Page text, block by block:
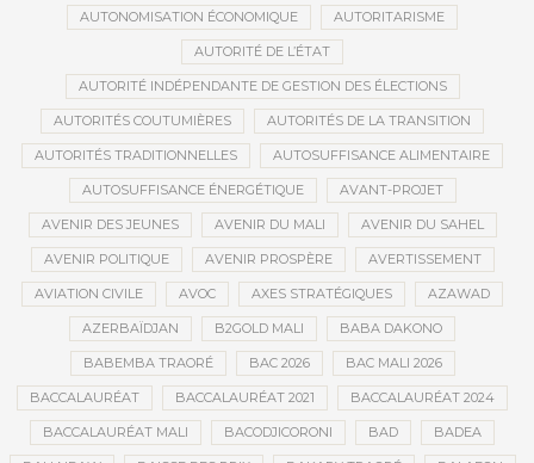
AUTONOMISATION ÉCONOMIQUE AUTORITARISME
AUTORITÉ DE L’ÉTAT
AUTORITÉ INDÉPENDANTE DE GESTION DES ÉLECTIONS
AUTORITÉS COUTUMIÈRES AUTORITÉS DE LA TRANSITION
AUTORITÉS TRADITIONNELLES AUTOSUFFISANCE ALIMENTAIRE
AUTOSUFFISANCE ÉNERGÉTIQUE AVANT-PROJET
AVENIR DES JEUNES AVENIR DU MALI AVENIR DU SAHEL
AVENIR POLITIQUE AVENIR PROSPÈRE AVERTISSEMENT
AVIATION CIVILE AVOC AXES STRATÉGIQUES AZAWAD
AZERBAÏDJAN B2GOLD MALI BABA DAKONO
BABEMBA TRAORÉ BAC 2026 BAC MALI 2026
BACCALAURÉAT BACCALAURÉAT 2021 BACCALAURÉAT 2024
BACCALAURÉAT MALI BACODJICORONI BAD BADEA